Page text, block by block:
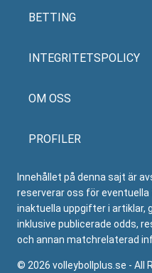
BETTING
INTEGRITETSPOLICY
OM OSS
PROFILER
Innehållet på denna sajt är
reserverar oss för
inaktuella uppgifter i artiklar,
inklusive publicerade odds,
och annan matchrelaterad
© 2026 volleybollplus.se - All